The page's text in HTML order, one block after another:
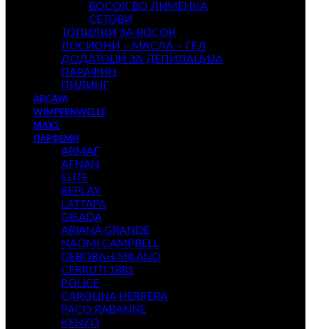
ВОСОК ВО ЛИМЕНКА
СЕТОВИ
ТОПИЛКИ ЗА ВОСОК
ЛОСИОНИ – МАСЛА – ГЕЛ
ДОДАТОЦИ ЗА ДЕПИЛАЦИЈА
ПАРАФИН
ПИЛИНГ
ARCAYA
WIMPERNWELLE
MAX2
ПАРФЕМИ
ARMAF
AFNAN
ELITE
REPLAY
LATTAFA
GISADA
ARIANA GRANDE
NAOMI CAMPBELL
DEBORAH MILANO
CERRUTI 1881
POLICE
CAROLINA HERRERA
PACO RABANNE
KENZO